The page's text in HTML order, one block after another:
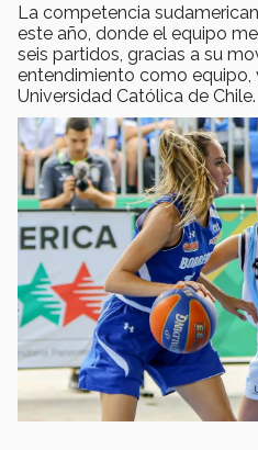
La competencia
este año, donde el equipo
seis partidos, gracias a su
entendimiento como equipo,
Universidad Católica de Chile.